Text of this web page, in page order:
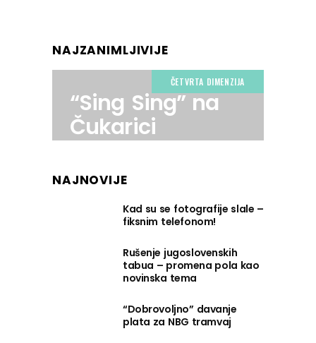
NAJZANIMLJIVIJE
ČETVRTA DIMENZIJA
“Sing Sing” na
Čukarici
NAJNOVIJE
Kad su se fotografije slale –
fiksnim telefonom!
Rušenje jugoslovenskih
tabua – promena pola kao
novinska tema
“Dobrovoljno” davanje
plata za NBG tramvaj